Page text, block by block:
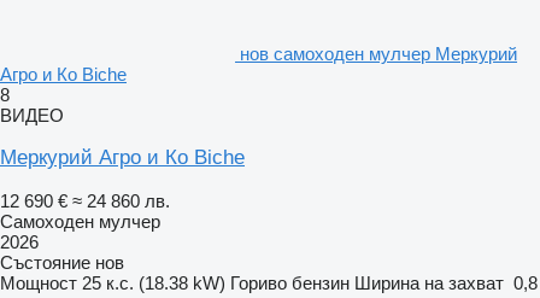
нов самоходен мулчер Меркурий
Агро и Ко Biche
8
ВИДЕО
Меркурий Агро и Ко Biche
12 690 € ≈ 24 860 лв.
Самоходен мулчер
2026
Състояние нов
Мощност 25 к.с. (18.38 kW) Гориво бензин Ширина на захват 0,8